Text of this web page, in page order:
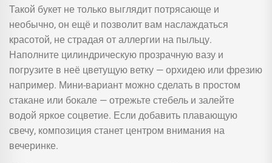
Такой букет не только выглядит потрясающе и
необычно, он ещё и позволит вам наслаждаться
красотой, не страдая от аллергии на пыльцу.
Наполните цилиндрическую прозрачную вазу и
погрузите в неё цветущую ветку — орхидею или фрезию
например. Мини-вариант можно сделать в простом
стакане или бокале — отрежьте стебель и залейте
водой яркое соцветие. Если добавить плавающую
свечу, композиция станет центром внимания на
вечеринке.